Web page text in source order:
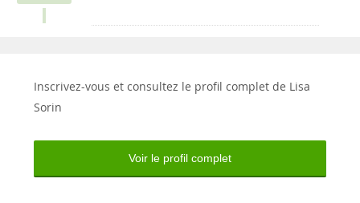
Inscrivez-vous et consultez le profil complet de Lisa
Sorin
Voir le profil complet